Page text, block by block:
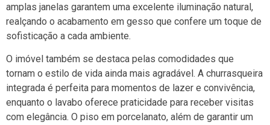
amplas janelas garantem uma excelente iluminação natural,
realçando o acabamento em gesso que confere um toque de
sofisticação a cada ambiente.
O imóvel também se destaca pelas comodidades que
tornam o estilo de vida ainda mais agradável. A churrasqueira
integrada é perfeita para momentos de lazer e convivência,
enquanto o lavabo oferece praticidade para receber visitas
com elegância. O piso em porcelanato, além de garantir um